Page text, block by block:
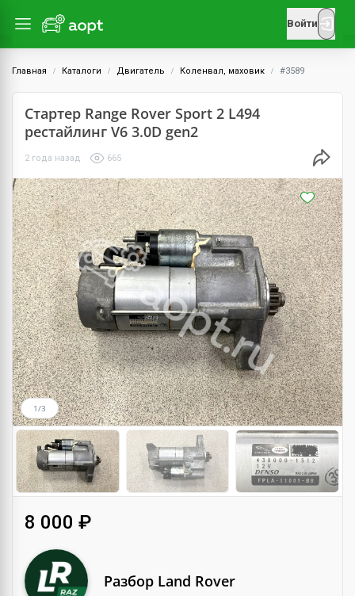
Войти
Главная Каталоги Двигатель Коленвал, маховик #3589
Стартер Range Rover Sport 2 L494
рестайлинг V6 3.0D gen2
2 года назад 665
1/3
8 000 ₽
Разбор Land Rover